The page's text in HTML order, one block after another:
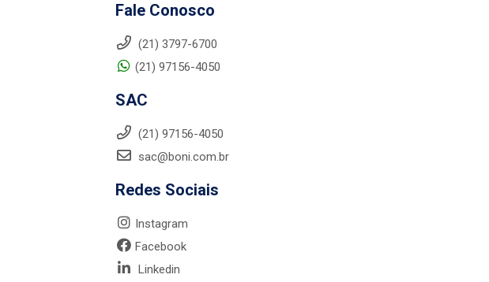
Fale Conosco
(21) 3797-6700
(21) 97156-4050
SAC
(21) 97156-4050
sac@boni.com.br
Redes Sociais
Instagram
Facebook
Linkedin